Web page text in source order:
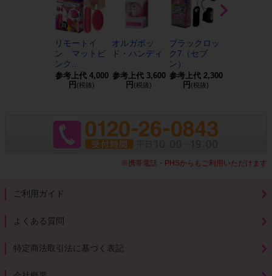
リモートイ
ン マットピ
ンク...
参考上代 4,000
円 (税抜)
オルガポッ
ド・ハンディ
参考上代 3,600
円 (税抜)
ブラックロッ
ク7（セブ
ン）
参考上代 2,300
円 (税抜)
※携帯電話・PHSからもご利用いただけます
ご利用ガイド
よくある質問
特定商法取引法に基づく表記